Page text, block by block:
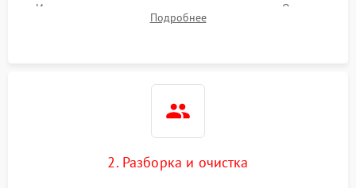
Измерение входного и выходного напряжения. Оценка
реакции ИБП на отключение основного питания без
Подробнее
2. Разборка и очистка